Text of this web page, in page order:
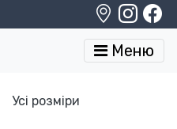
Меню
Усі розміри